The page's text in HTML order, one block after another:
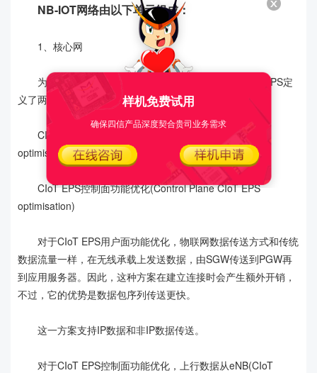
NB-IOT网络由以下单元组成：
1、核心网
为了将物联网数据发送给应用，蜂窝物联网(CIoT)在EPS定
义了两种优化方案：分别如下：
CIoT EPS用户面功能优化(User Plane CIoT EPS
optimisation)
CIoT EPS控制面功能优化(Control Plane CIoT EPS
optimisation)
对于CIoT EPS用户面功能优化，物联网数据传送方式和传统
数据流量一样，在无线承载上发送数据，由SGW传送到PGW再
到应用服务器。因此，这种方案在建立连接时会产生额外开销，
不过，它的优势是数据包序列传送更快。
这一方案支持IP数据和非IP数据传送。
对于CIoT EPS控制面功能优化，上行数据从eNB(CIoT
样机免费试用
确保四信产品深度契合贵司业务需求